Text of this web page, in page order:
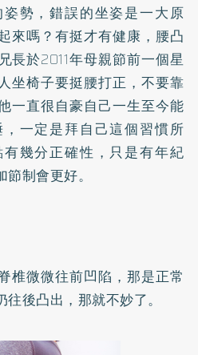
勢，錯誤的坐姿是一大原
來嗎？有挺才有健康，腰凸
長於2011年母親節前一個星
坐椅子要挺腰打正，不要靠
一直很自豪自己一生至今能
一定是拜自己這個習慣所
幾分正確性，只是有年紀
制會更好。
椎微微往前凹陷，那是正常
後凸出，那就不妙了。